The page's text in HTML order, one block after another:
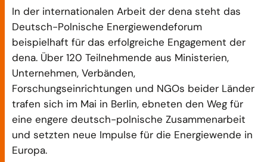
In der internationalen Arbeit der dena steht das
Deutsch-Polnische Energiewendeforum
beispielhaft für das erfolgreiche Engagement der
dena. Über 120 Teilnehmende aus Ministerien,
Unternehmen, Verbänden,
Forschungseinrichtungen und NGOs beider Länder
trafen sich im Mai in Berlin, ebneten den Weg für
eine engere deutsch-polnische Zusammenarbeit
und setzten neue Impulse für die Energiewende in
Europa.